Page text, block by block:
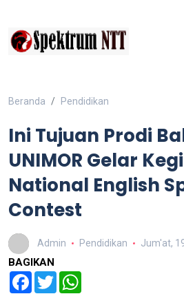
Beranda Pendidikan
Ini Tujuan Prodi
UNIMOR Gelar
National English
Contest
Admin Pendidikan Jum'at,
BAGIKAN
Facebook
Twitter